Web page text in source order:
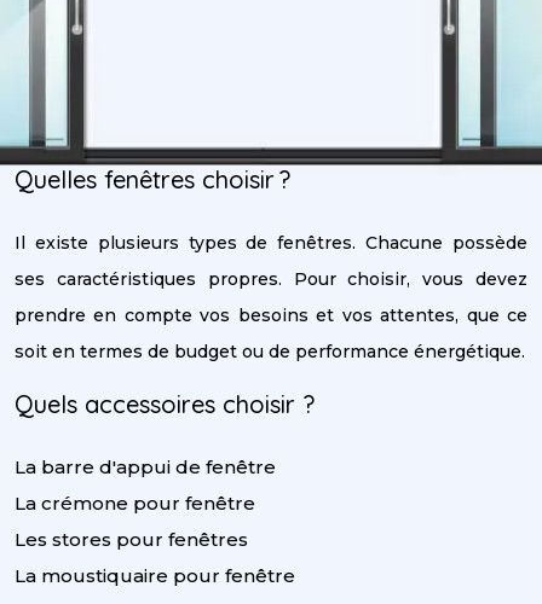
Quelles fenêtres choisir ?
Il existe plusieurs types de fenêtres. Chacune possède
ses caractéristiques propres. Pour choisir, vous devez
prendre en compte vos besoins et vos attentes, que ce
soit en termes de budget ou de performance énergétique.
Quels accessoires choisir ?
La barre d'appui de fenêtre
La crémone pour fenêtre
Les stores pour fenêtres
La moustiquaire pour fenêtre